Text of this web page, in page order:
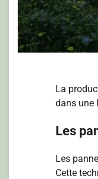
La
dans une
Les
Les
Cette